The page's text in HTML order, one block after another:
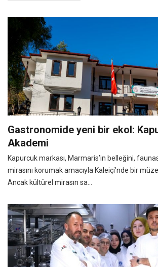
Gastronomide yeni bir ekol:
Akademi
Kapurcuk markası, Marmaris’in belleğini,
mirasını korumak amacıyla Kaleiçi’nde bir
Ancak kültürel mirasın sa...